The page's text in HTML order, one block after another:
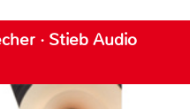
· Stieb Audio